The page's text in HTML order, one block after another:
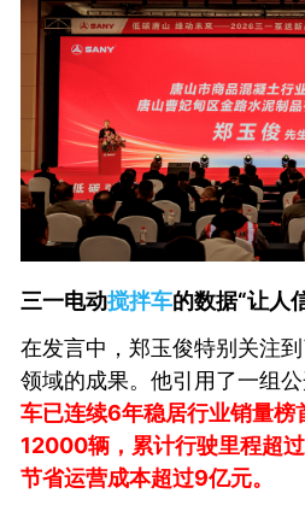
三一电动搅拌车的数据“让人
在发言中，郑玉俊特别关注
领域的成果。他引用了一组公
车已连续6年稳居行业销量榜
12000辆，累计行驶里程超
节省运营成本超过9亿元。